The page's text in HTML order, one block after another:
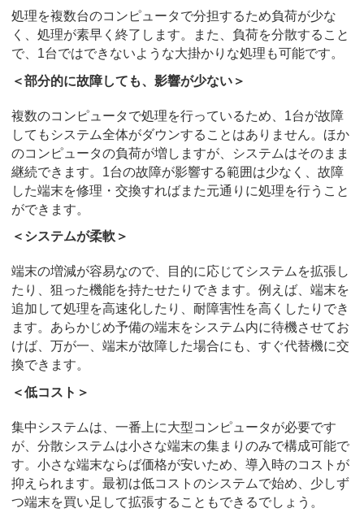
処理を複数台のコンピュータで分担するため負荷が少な
く、処理が素早く終了します。また、負荷を分散すること
で、1台ではできないような大掛かりな処理も可能です。
＜部分的に故障しても、影響が少ない＞
複数のコンピュータで処理を行っているため、1台が故障
してもシステム全体がダウンすることはありません。ほか
のコンピュータの負荷が増しますが、システムはそのまま
継続できます。1台の故障が影響する範囲は少なく、故障
した端末を修理・交換すればまた元通りに処理を行うこと
ができます。
＜システムが柔軟＞
端末の増減が容易なので、目的に応じてシステムを拡張し
たり、狙った機能を持たせたりできます。例えば、端末を
追加して処理を高速化したり、耐障害性を高くしたりでき
ます。あらかじめ予備の端末をシステム内に待機させてお
けば、万が一、端末が故障した場合にも、すぐ代替機に交
換できます。
＜低コスト＞
集中システムは、一番上に大型コンピュータが必要です
が、分散システムは小さな端末の集まりのみで構成可能で
す。小さな端末ならば価格が安いため、導入時のコストが
抑えられます。最初は低コストのシステムで始め、少しず
つ端末を買い足して拡張することもできるでしょう。